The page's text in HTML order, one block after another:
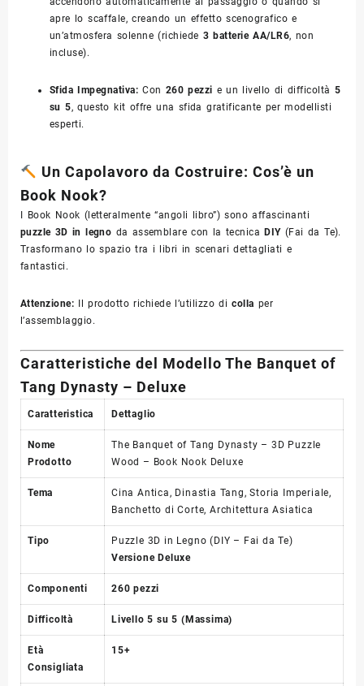
apre lo scaffale, creando un effetto scenografico e
un’atmosfera solenne (richiede 3 batterie AA/LR6, non
incluse).
Sfida Impegnativa: Con 260 pezzi e un livello di difficoltà 5
su 5, questo kit offre una sfida gratificante per modellisti
esperti.
Un Capolavoro da Costruire: Cos’è un
Book Nook?
I Book Nook (letteralmente “angoli libro”) sono affascinanti
puzzle 3D in legno da assemblare con la tecnica DIY(Fai da Te).
Trasformano lo spazio tra i libri in scenari dettagliati e
fantastici.
Attenzione: Il prodotto richiede l’utilizzo dicolla per
l’assemblaggio.
Caratteristiche del Modello The Banquet of
Tang Dynasty – Deluxe
Caratteristica Dettaglio
Nome
Prodotto
The Banquet of Tang Dynasty – 3D Puzzle
Wood – Book Nook Deluxe
Tema
Cina Antica, Dinastia Tang, Storia Imperiale,
Banchetto di Corte, Architettura Asiatica
Tipo
Puzzle 3D in Legno (DIY – Fai da Te)
Versione Deluxe
Componenti 260 pezzi
Difficoltà Livello 5 su 5 (Massima)
Età
Consigliata
15+